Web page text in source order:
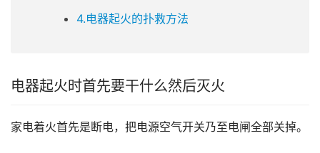
4.电器起火的扑救方法
电器起火时首先要干什么然后灭火
家电着火首先是断电，把电源空气开关乃至电闸全部关掉。